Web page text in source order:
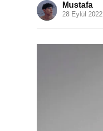
Mustafa
28 Eylül 2022